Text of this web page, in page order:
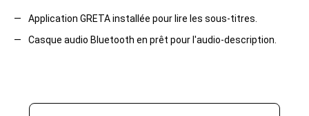
Application GRETA installée pour lire les sous-titres.
Casque audio Bluetooth en prêt pour l'audio-description.